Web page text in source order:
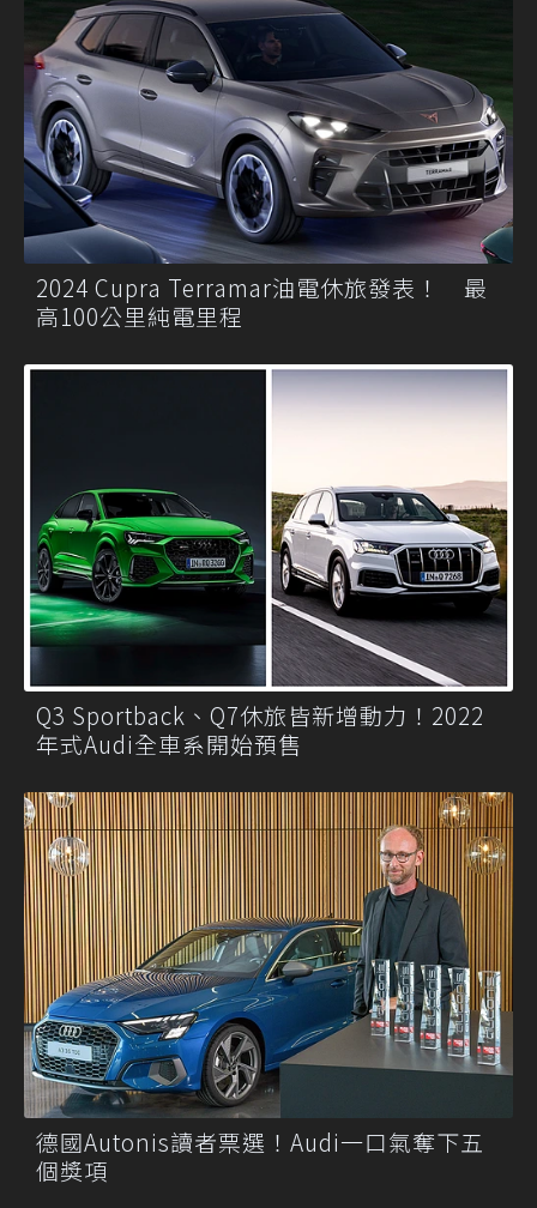
2024 Cupra Terramar油電休旅發表！ 最
高100公里純電里程
Q3 Sportback、Q7休旅皆新增動力！2022
年式Audi全車系開始預售
德國Autonis讀者票選！Audi一口氣奪下五
個獎項